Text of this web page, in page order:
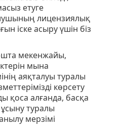
етуге
лицензиялық
іске асыру үшін біз
мекенжайы,
мына
аяқталуы туралы
көрсету
қоса алғанда, басқа
туралы
мерзiмi